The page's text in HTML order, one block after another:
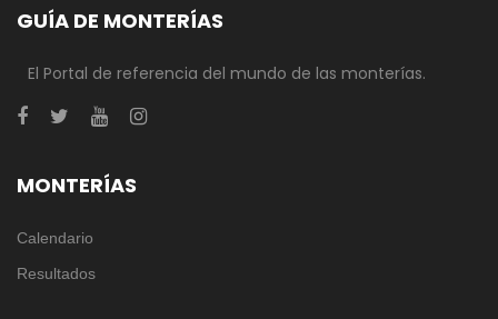
GUÍA DE MONTERÍAS
El Portal de referencia del mundo de las monterías.
MONTERÍAS
Calendario
Resultados